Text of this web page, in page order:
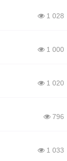
1 028
1 000
1 020
796
1 033